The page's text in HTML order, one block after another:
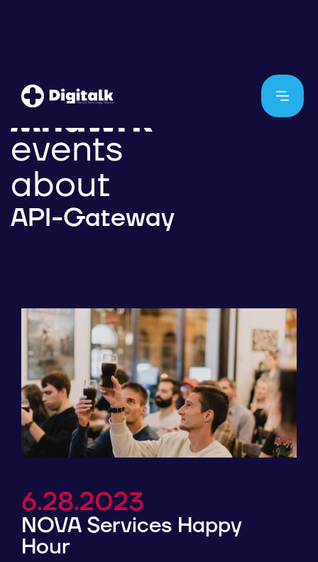
events
about
API-Gateway
6.28.2023
NOVA Services Happy
Hour